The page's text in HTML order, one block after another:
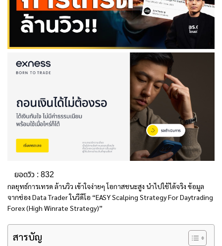
ยอดวิว : 832
กลยุทธ์การเทรด ล้านวิว เข้าใจง่ายๆ โอกาสชนะสูง นำไปใช้ได้จริง ข้อมูล
จากช่อง Data Trader ในวีดีโอ “EASY Scalping Strategy For Daytrading
Forex (High Winrate Strategy)”
สารบัญ